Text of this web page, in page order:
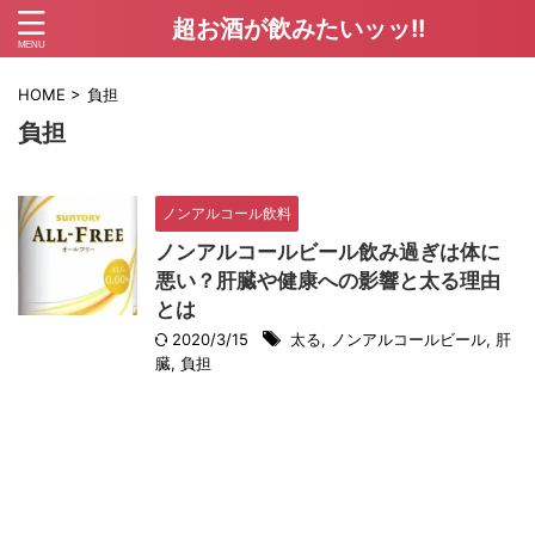
超お酒が飲みたいッッ!!
HOME > 負担
負担
ノンアルコール飲料
ノンアルコールビール飲み過ぎは体に
悪い？肝臓や健康への影響と太る理由
とは
2020/3/15 太る, ノンアルコールビール, 肝
臓, 負担